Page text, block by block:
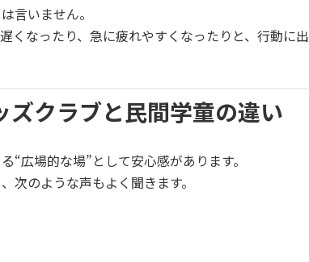
言いません。
くなったり、急に疲れやすくなったりと、行動に出
クラブと民間学童の違い
広場的な場”として安心感があります。
次のような声もよく聞きます。